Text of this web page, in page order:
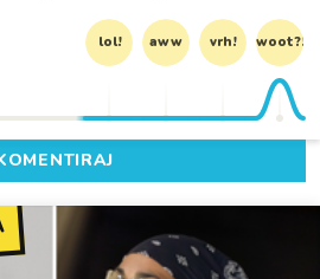
lol! aww vrh! woot?!